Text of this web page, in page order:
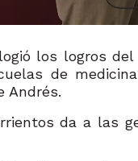
los logros del
de
Andrés.
da a las